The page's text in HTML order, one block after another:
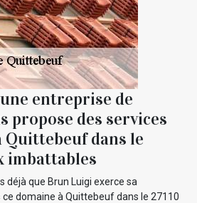
entreprise de
propose des services
Quittebeuf dans le
imbattables
déjà que Brun Luigi exerce sa
domaine à Quittebeuf dans le 27110